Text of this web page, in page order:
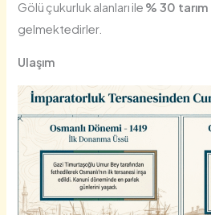
Gölü çukurluk alanları ile % 30 tarım
gelmektedirler.
Ulaşım